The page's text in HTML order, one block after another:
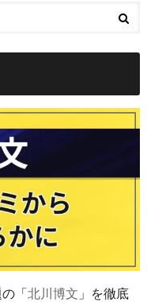
「北川博文 」を徹底